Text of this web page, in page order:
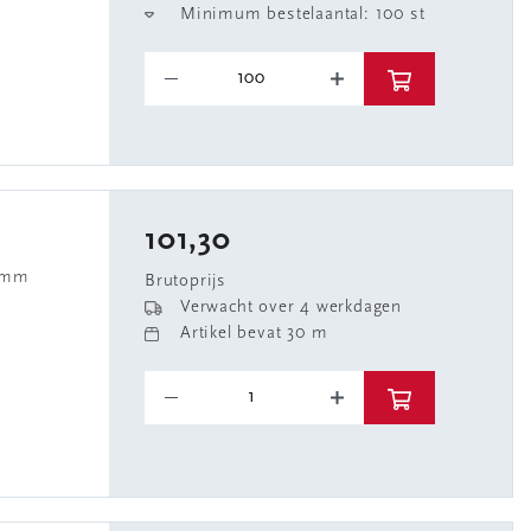
Minimum bestelaantal: 100 st
101,30
Brutoprijs
Verwacht over 4 werkdagen
Artikel bevat 30 m